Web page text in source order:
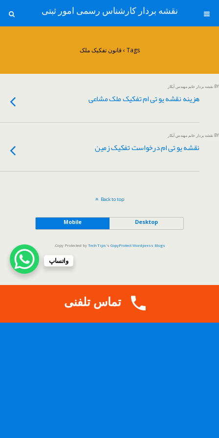
نقشه بردار کارشناس رسمی امور ثبتی
Tags › قانون تفکیک ملک
BY نقشه بردار خانم مهندس آبکار
هزینه نقشه یو تی ام تفکیک ملک مشاعی
BY نقشه بردار خانم مهندس آبکار
نقشه یو تی ام درخواست تفکیک زمین
Back to top
Mobile Desktop
Copy Protected by Tech Tips 's CopyProtect Wordpress Blogs
.
واتساپ
تماس تلفنی